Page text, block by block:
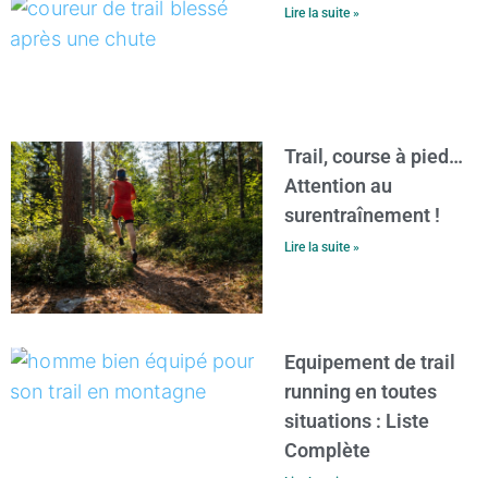
Lire la suite »
Trail, course à pied…
Attention au
surentraînement !
Lire la suite »
Equipement de trail
running en toutes
situations : Liste
Complète